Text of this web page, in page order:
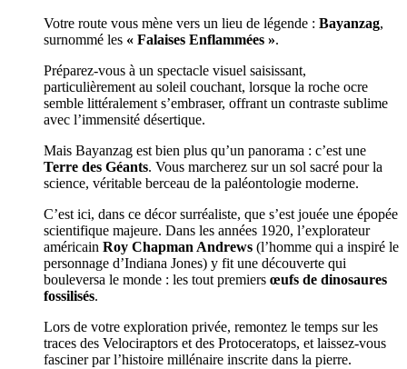
Votre route vous mène vers un lieu de légende : Bayanzag,
surnommé les « Falaises Enflammées ».
Préparez-vous à un spectacle visuel saisissant,
particulièrement au soleil couchant, lorsque la roche ocre
semble littéralement s’embraser, offrant un contraste sublime
avec l’immensité désertique.
Mais Bayanzag est bien plus qu’un panorama : c’est une
Terre des Géants. Vous marcherez sur un sol sacré pour la
science, véritable berceau de la paléontologie moderne.
C’est ici, dans ce décor surréaliste, que s’est jouée une épopée
scientifique majeure. Dans les années 1920, l’explorateur
américain Roy Chapman Andrews (l’homme qui a inspiré le
personnage d’Indiana Jones) y fit une découverte qui
bouleversa le monde : les tout premiers œufs de dinosaures
fossilisés.
Lors de votre exploration privée, remontez le temps sur les
traces des Velociraptors et des Protoceratops, et laissez-vous
fasciner par l’histoire millénaire inscrite dans la pierre.